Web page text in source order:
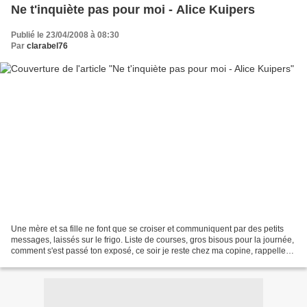
Ne t'inquiète pas pour moi - Alice Kuipers
Publié le 23/04/2008 à 08:30
Par clarabel76
Une mère et sa fille ne font que se croiser et communiquent par des petits
messages, laissés sur le frigo. Liste de courses, gros bisous pour la journée,
comment s'est passé ton exposé, ce soir je reste chez ma copine, rappelle